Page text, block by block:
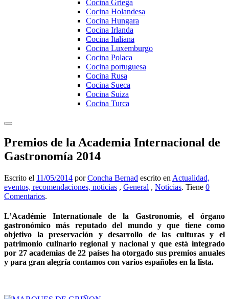
Cocina Griega
Cocina Holandesa
Cocina Hungara
Cocina Irlanda
Cocina Italiana
Cocina Luxemburgo
Cocina Polaca
Cocina portuguesa
Cocina Rusa
Cocina Sueca
Cocina Suiza
Cocina Turca
Premios de la Academia Internacional de
Gastronomía 2014
Escrito el 11/05/2014 porConcha Bernad escrito en Actualidad,
eventos, recomendaciones, noticias , General , Noticias. Tiene 0
Comentarios.
L’Académie Internationale de la Gastronomie, el órgano
gastronómico más reputado del mundo y que tiene como
objetivo la preservación y desarrollo de las culturas y el
patrimonio culinario regional y nacional y que está integrado
por 27 academias de 22 países ha otorgado sus premios anuales
y para gran alegría contamos con varios españoles en la lista.